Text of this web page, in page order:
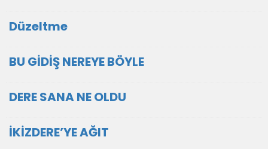
Düzeltme
BU GİDİŞ NEREYE BÖYLE
DERE SANA NE OLDU
İKİZDERE’YE AĞIT